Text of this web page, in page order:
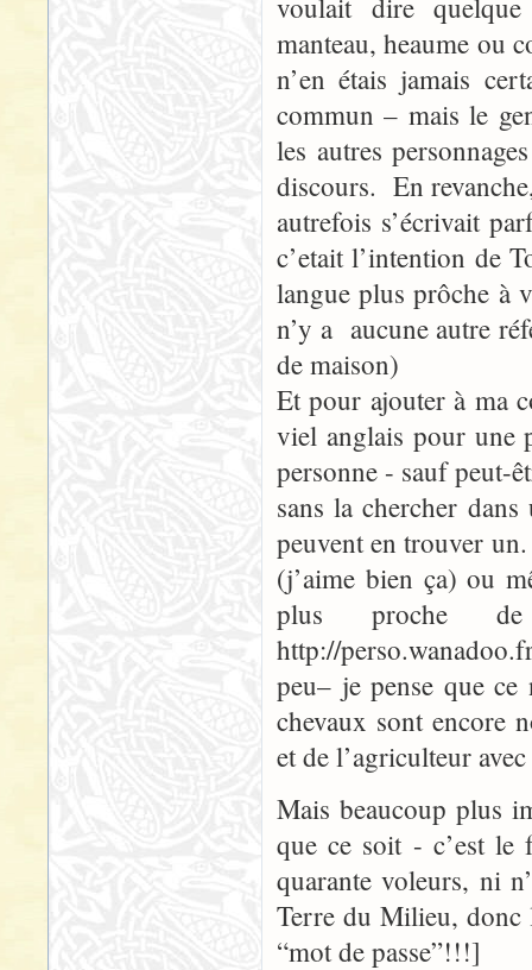
voulait dire
manteau, heaume ou
n’en étais jamais
commun – mais le
les autres
discours. En
autrefois s’écrivait
c’etait l’intention de
langue plus prôche à
n’y a aucune autre
de maison)
Et pour ajouter à ma
viel anglais pour une
personne - sauf peut-
sans la chercher
peuvent en trouver
(j’aime bien ça) ou
plus proche
http://
peu– je pense que
chevaux sont encore
et de l’agriculteur
Mais beaucoup plus
que ce soit - c’est le
quarante voleurs, ni
Terre du Milieu, donc
“mot de passe”!!!]